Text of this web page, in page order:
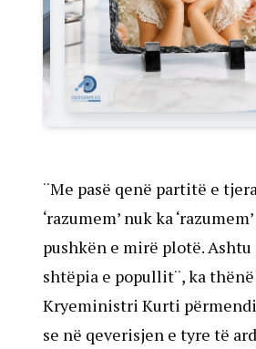
¨Me pasë qenë partitë e
‘razumem’ nuk ka
pushkën e mirë plotë.
shtëpia e popullit¨, ka
Kryeministri Kurti
se në qeverisjen e tyre të